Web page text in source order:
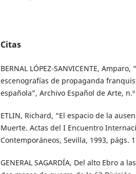
Citas
BERNAL LÓPEZ-SANVICENTE,
escenografías de propaganda
española”, Archivo Español de Arte,
ETLIN, Richard, “El espacio de la
Muerte. Actas del I Encuentro
Contemporáneos, Sevilla, 1993, págs.
GENERAL SAGARDÍA, Del alto Ebro a